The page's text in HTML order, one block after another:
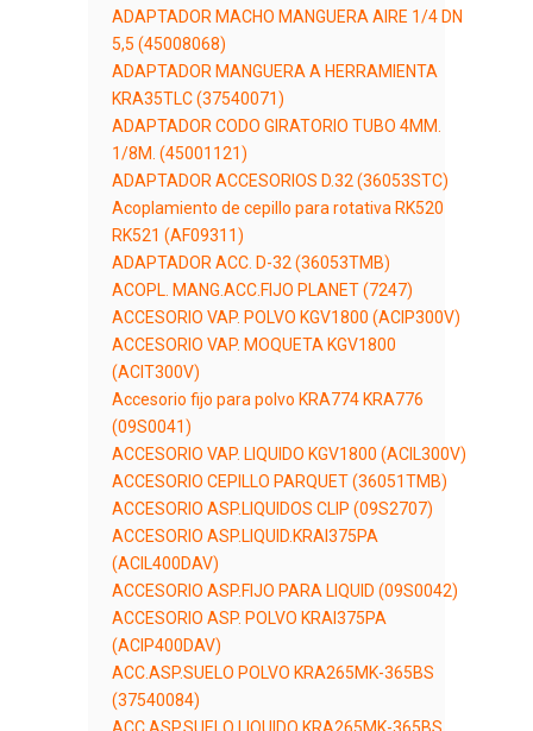
ADAPTADOR MACHO MANGUERA AIRE 1/4 DN
5,5 (45008068)
ADAPTADOR MANGUERA A HERRAMIENTA
KRA35TLC (37540071)
ADAPTADOR CODO GIRATORIO TUBO 4MM.
1/8M. (45001121)
ADAPTADOR ACCESORIOS D.32 (36053STC)
Acoplamiento de cepillo para rotativa RK520
RK521 (AF09311)
ADAPTADOR ACC. D-32 (36053TMB)
ACOPL. MANG.ACC.FIJO PLANET (7247)
ACCESORIO VAP. POLVO KGV1800 (ACIP300V)
ACCESORIO VAP. MOQUETA KGV1800
(ACIT300V)
Accesorio fijo para polvo KRA774 KRA776
(09S0041)
ACCESORIO VAP. LIQUIDO KGV1800 (ACIL300V)
ACCESORIO CEPILLO PARQUET (36051TMB)
ACCESORIO ASP.LIQUIDOS CLIP (09S2707)
ACCESORIO ASP.LIQUID.KRAI375PA
(ACIL400DAV)
ACCESORIO ASP.FIJO PARA LIQUID (09S0042)
ACCESORIO ASP. POLVO KRAI375PA
(ACIP400DAV)
ACC.ASP.SUELO POLVO KRA265MK-365BS
(37540084)